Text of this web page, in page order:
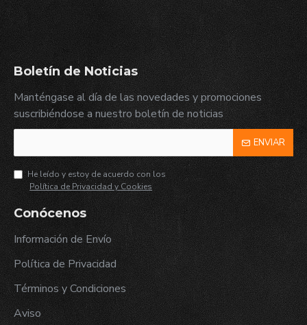
Boletín de Noticias
Manténgase al día de las novedades y promociones
suscribiéndose a nuestro boletín de noticias
ENVIAR
He leído y estoy de acuerdo con los
Política de Privacidad y Cookies
Conócenos
Información de Envío
Política de Privacidad
Términos y Condiciones
Aviso